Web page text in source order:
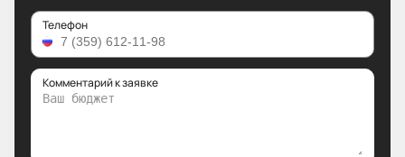
Телефон
Комментарий к заявке